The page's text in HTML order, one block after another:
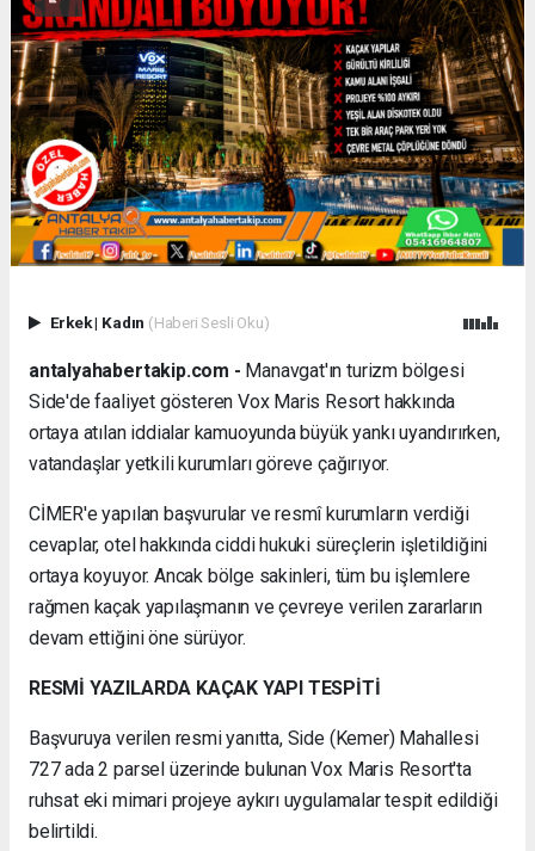
Erkek| Kadın (Haberi Sesli Oku)
antalyahabertakip.com - Manavgat'ın turizm bölgesi
Side'de faaliyet gösteren Vox Maris Resort hakkında
ortaya atılan iddialar kamuoyunda büyük yankı uyandırırken,
vatandaşlar yetkili kurumları göreve çağırıyor.
CİMER'e yapılan başvurular ve resmî kurumların verdiği
cevaplar, otel hakkında ciddi hukuki süreçlerin işletildiğini
ortaya koyuyor. Ancak bölge sakinleri, tüm bu işlemlere
rağmen kaçak yapılaşmanın ve çevreye verilen zararların
devam ettiğini öne sürüyor.
RESMİ YAZILARDA KAÇAK YAPI TESPİTİ
Başvuruya verilen resmi yanıtta, Side (Kemer) Mahallesi
727 ada 2 parsel üzerinde bulunan Vox Maris Resort'ta
ruhsat eki mimari projeye aykırı uygulamalar tespit edildiği
belirtildi.